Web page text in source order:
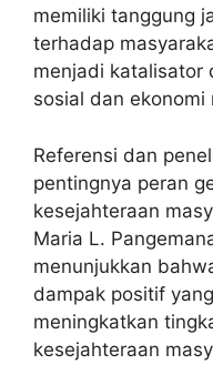
memiliki tanggung
terhadap
menjadi katalisator
sosial dan ekonomi
Referensi dan
pentingnya peran
kesejahteraan
Maria L.
menunjukkan
dampak positif
meningkatkan
kesejahteraan